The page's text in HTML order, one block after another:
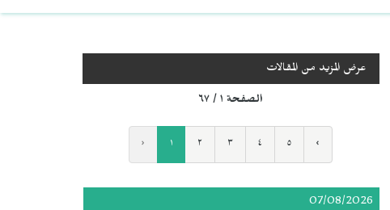
عرض المزيد من المقالات
الصفحة ١ / ٦٧
‹ ١ ٢ ٣ ٤ ٥ ›
07/08/2026